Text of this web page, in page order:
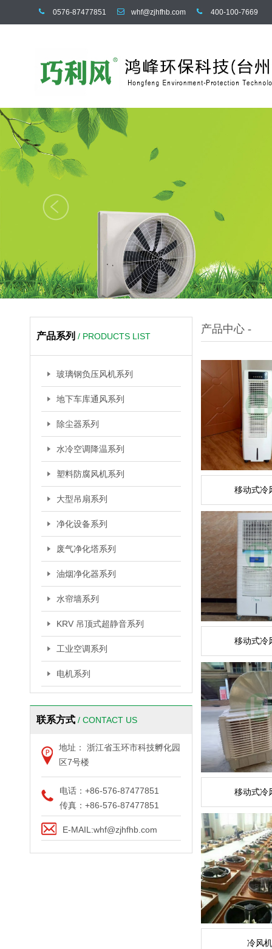
0576-87477851 whf@zjhfhb.com 400-100-7669
产品系列 / PRODUCTS LIST
玻璃钢负压风机系列
地下车库通风系列
除尘器系列
水冷空调降温系列
塑料防腐风机系列
大型吊扇系列
净化设备系列
废气净化塔系列
油烟净化器系列
水帘墙系列
KRV 吊顶式超静音系列
工业空调系列
电机系列
联系方式 / CONTACT US
地址： 浙江省玉环市科技孵化园
区7号楼
电话：+86-576-87477851
传真：+86-576-87477851
E-MAIL:whf@zjhfhb.com
产品中心 -
移动式冷
移动式冷
移动式冷
冷风